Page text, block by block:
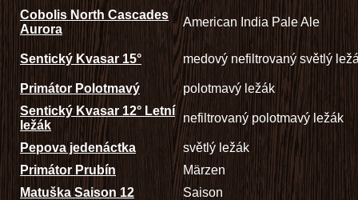
Cobolis North Cascades
Aurora
American India Pale Ale
Sentický Kvasar 15° medový nefiltrovaný světlý
Primátor Polotmavý
polotmavý ležák
Sentický Kvasar 12° Letní
ležák
nefiltrovaný polotmavý ležák
Pepova jedenáctka
světlý ležák
Primátor Prubín
Märzen
Matuška Saison 12
Saison